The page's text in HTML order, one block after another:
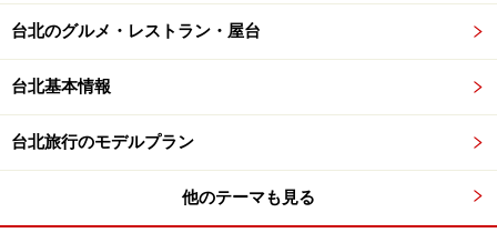
確認することをおすすめします
※記事内容は執筆時点のものです。最新の内容をご確認くださ
い。
※海外を訪れる際には最新情報の入手に努め、「
ホームページ」を確認するなど、安全確保に十分注意を払ってく
ださい。
台北のグルメ・レストラン・屋台
台北基本情報
台北旅行のモデルプラン
他のテーマも見る